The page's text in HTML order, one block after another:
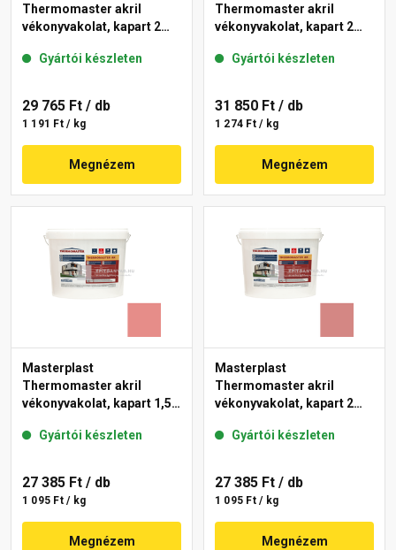
Thermomaster akril
vékonyvakolat, kapart 2
Gyártói készleten
29 765 Ft / db
1 191 Ft / kg
Megnézem
Thermomaster akril
vékonyvakolat, kapart 2
Gyártói készleten
31 850 Ft / db
1 274 Ft / kg
Megnézem
Masterplast
Thermomaster akril
vékonyvakolat, kapart 1,5
Gyártói készleten
27 385 Ft / db
1 095 Ft / kg
Megnézem
Masterplast
Thermomaster akril
vékonyvakolat, kapart 2
Gyártói készleten
27 385 Ft / db
1 095 Ft / kg
Megnézem